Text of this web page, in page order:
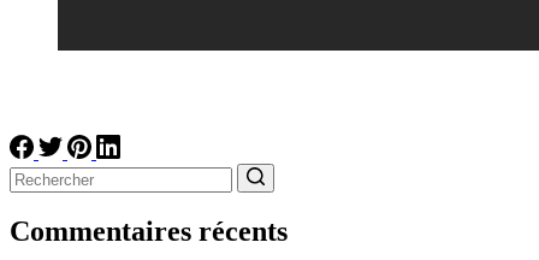
résultat
Commentaires récents